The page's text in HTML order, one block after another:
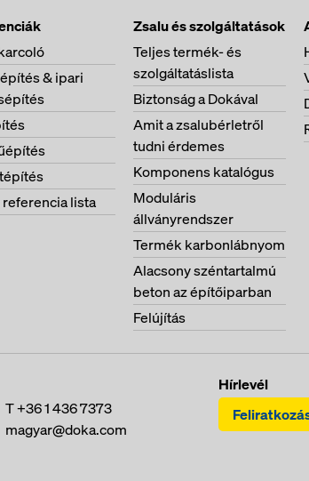
& ipari
referencia lista
Zsalu és szolgáltatások
Teljes termék- és
szolgáltatáslista
Biztonság a Dokával
Amit a zsalubérletről
tudni érdemes
Komponens katalógus
Moduláris
állványrendszer
Termék karbonlábnyom
Alacsony széntartalmú
beton az építőiparban
Felújítás
T+36 1 436 7373
magyar@doka.com
Hírlevél